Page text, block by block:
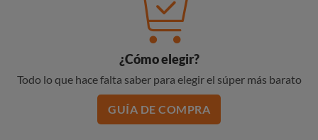
¿Cómo elegir?
Todo lo que hace falta saber para elegir el súper más barato
GUÍA DE COMPRA